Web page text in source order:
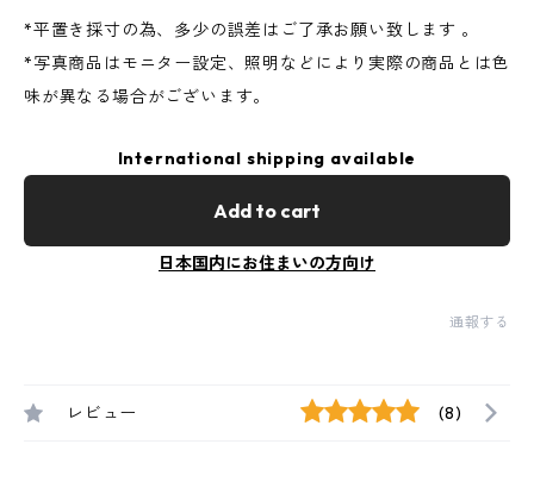
*平置き採寸の為、多少の誤差はご了承お願い致します 。
*写真商品はモニター設定、照明などにより実際の商品とは色
味が異なる場合がございます。
International shipping available
Add to cart
日本国内にお住まいの方向け
通報する
レビュー (8)